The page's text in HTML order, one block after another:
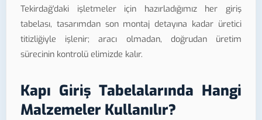
Tekirdağ'daki işletmeler için hazırladığımız her giriş
tabelası, tasarımdan son montaj detayına kadar üretici
titizliğiyle işlenir; aracı olmadan, doğrudan üretim
sürecinin kontrolü elimizde kalır.
Kapı Giriş Tabelalarında Hangi
Malzemeler Kullanılır?